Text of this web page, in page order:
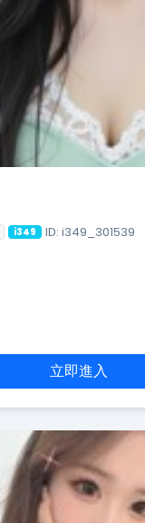
i349 ID: i349_301539
立即進入